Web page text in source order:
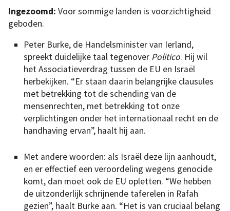
Ingezoomd: Voor sommige landen is voorzichtigheid
geboden.
Peter Burke, de Handelsminister van Ierland,
spreekt duidelijke taal tegenover Politico. Hij wil
het Associatieverdrag tussen de EU en Israël
herbekijken. “Er staan daarin belangrijke clausules
met betrekking tot de schending van de
mensenrechten, met betrekking tot onze
verplichtingen onder het internationaal recht en de
handhaving ervan”, haalt hij aan.
Met andere woorden: als Israël deze lijn aanhoudt,
en er effectief een veroordeling wegens genocide
komt, dan moet ook de EU opletten. “We hebben
de uitzonderlijk schrijnende taferelen in Rafah
gezien”, haalt Burke aan. “Het is van cruciaal belang